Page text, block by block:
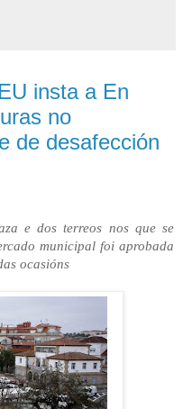
insta a En
no
de desafección
e dos terreos nos que se
municipal foi aprobada
ocasións